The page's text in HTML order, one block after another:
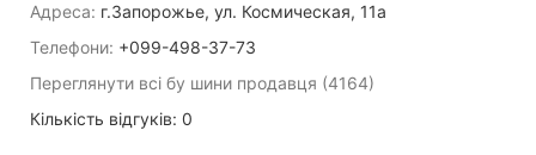
Адреса: г.Запорожье, ул. Космическая, 11а
Телефони: +099-498-37-73
Переглянути всі бу шини продавця (4164)
Кількість відгуків: 0